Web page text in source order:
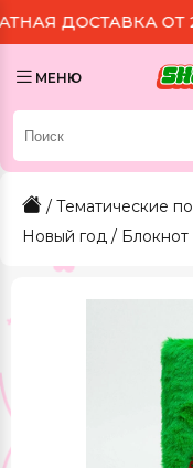
ОТ 299 ЛЕЙ
МЕНЮ
/ Тематические
Новый год /